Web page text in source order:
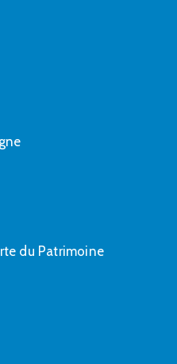
du Patrimoine